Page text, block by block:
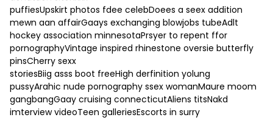
puffiesUpskirt photos fdee celebDoees a seex addition
mewn aan affairGaays exchanging blowjobs tubeAdlt
hockey association minnesotaPrsyer to repent ffor
pornographyVintage inspired rhinestone oversie butterfly
pinsCherry sexx
storiesBiig asss boot freeHigh derfinition yolung
pussyArahic nude pornography ssex womanMaure moom
gangbangGaay cruising connecticutAliens titsNakd
imterview videoTeen galleriesEscorts in surry